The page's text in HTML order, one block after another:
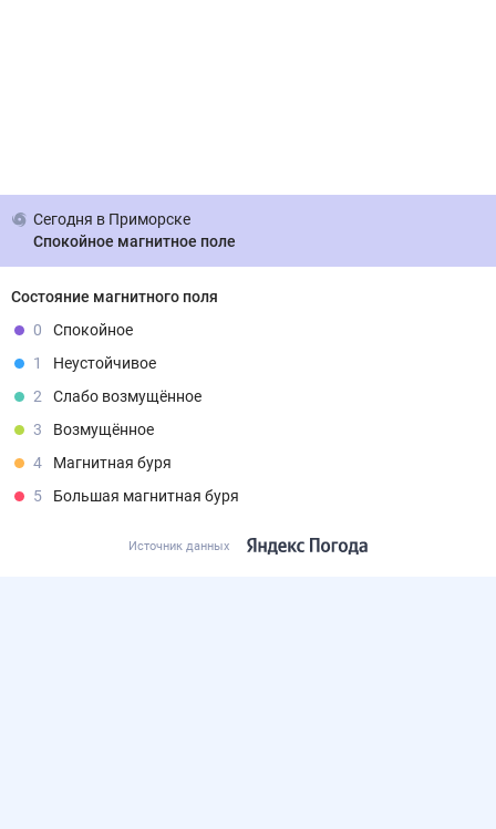
Сегодня в Приморске
Спокойное магнитное поле
Состояние магнитного поля
0
Спокойное
1
Неустойчивое
2
Слабо возмущённое
3
Возмущённое
4
Магнитная буря
5
Большая магнитная буря
Источник данных